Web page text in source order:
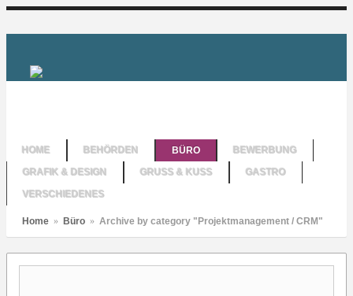
HOME BEHÖRDEN BÜRO
BEWERBUNG
GRAFIK & DESIGN
GRUSS & KUSS
GASTRO
VERSCHIEDENES
Home » Büro » Archive by category "Projektmanagement / CRM"